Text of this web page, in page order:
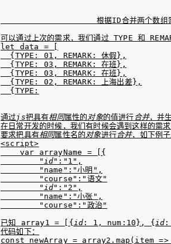
根据ID合并两个
可以通过上次的需求，我们通过 TYPE 和
let data = [
  {TYPE: 01, REMARK: 休假},
  {TYPE: 03, REMARK: 在班},
  {TYPE: 03, REMARK: 在班},
  {TYPE: 02, REMARK: 上海出差},
  {TYPE:
通过js把具有相同属性的对象的值进行 合并，并
在日常开发的时候，我们有时候会遇到这样的需
要求把具有相同属性名的对象进行合并，如下例
<script>
    var arrayName = [{
        "
id":"1",
        "name":"小明",
        "course":"语文"
        "
id":"2",
        "name":"小张",
        "course":"政治"
已知 array1 = [{ id : 1, num:10}, {id :
代码如下：
const newArray = array2.map(item